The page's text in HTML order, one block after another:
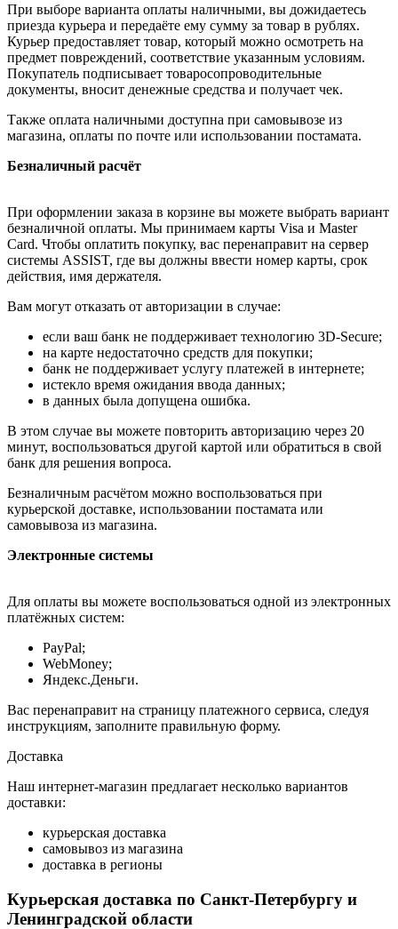
При выборе варианта оплаты наличными, вы дожидаетесь
приезда курьера и передаёте ему сумму за товар в рублях.
Курьер предоставляет товар, который можно осмотреть на
предмет повреждений, соответствие указанным условиям.
Покупатель подписывает товаросопроводительные
документы, вносит денежные средства и получает чек.
Также оплата наличными доступна при самовывозе из
магазина, оплаты по почте или использовании постамата.
Безналичный расчёт
При оформлении заказа в корзине вы можете выбрать вариант
безналичной оплаты. Мы принимаем карты Visa и Master
Card. Чтобы оплатить покупку, вас перенаправит на сервер
системы ASSIST, где вы должны ввести номер карты, срок
действия, имя держателя.
Вам могут отказать от авторизации в случае:
если ваш банк не поддерживает технологию 3D-Secure;
на карте недостаточно средств для покупки;
банк не поддерживает услугу платежей в интернете;
истекло время ожидания ввода данных;
в данных была допущена ошибка.
В этом случае вы можете повторить авторизацию через 20
минут, воспользоваться другой картой или обратиться в свой
банк для решения вопроса.
Безналичным расчётом можно воспользоваться при
курьерской доставке, использовании постамата или
самовывоза из магазина.
Электронные системы
Для оплаты вы можете воспользоваться одной из электронных
платёжных систем:
PayPal;
WebMoney;
Яндекс.Деньги.
Вас перенаправит на страницу платежного сервиса, следуя
инструкциям, заполните правильную форму.
Доставка
Наш интернет-магазин предлагает несколько вариантов
доставки:
курьерская доставка
самовывоз из магазина
доставка в регионы
Курьерская доставка по Санкт-Петербургу и
Ленинградской области